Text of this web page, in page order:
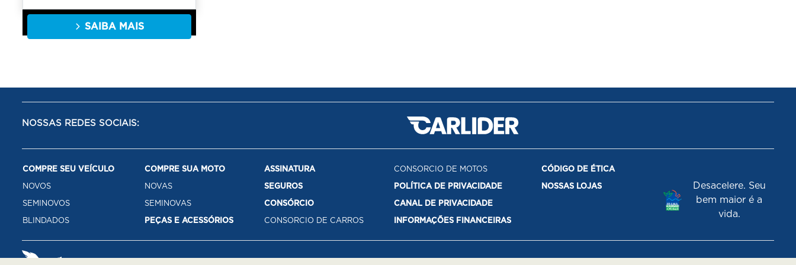
SAIBA MAIS
NOSSAS REDES SOCIAIS:
COMPRE SEU VEÍCULO
NOVOS
SEMINOVOS
BLINDADOS
COMPRE SUA MOTO
NOVAS
SEMINOVAS
PEÇAS E ACESSÓRIOS
ASSINATURA
SEGUROS
CONSÓRCIO
CONSORCIO DE CARROS
CONSORCIO DE MOTOS
POLÍTICA DE PRIVACIDADE
CANAL DE PRIVACIDADE
INFORMAÇÕES FINANCEIRAS
CÓDIGO DE ÉTICA
NOSSAS LOJAS
Desacelere. Seu
bem maior é a
vida.